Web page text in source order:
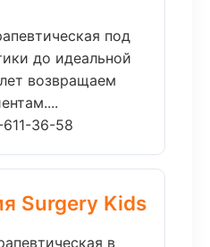
под
до идеальной
возвращаем
36-58
Surgery Kids
в